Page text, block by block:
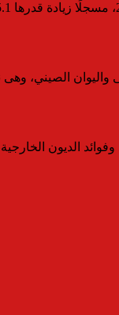
واليوان الصيني،
الديون